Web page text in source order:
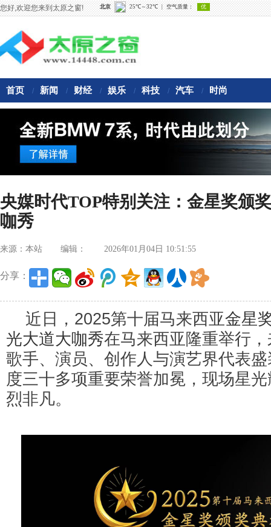
您好,欢迎您来到太原之窗!
首页 / 新闻 / 财经 / 娱乐 / 科技 / 汽车 / 时尚
央媒时代TOP特别关注：金星奖颁
咖秀
来源：本站 编辑： 2026年01月04日 10:51:55
分享：
近日，2025第十届马来西亚金星
光大道大咖秀在马来西亚隆重举行
歌手、演员、创作人与演艺界代表
度三十多项重要荣誉加冕，现场星
烈非凡。